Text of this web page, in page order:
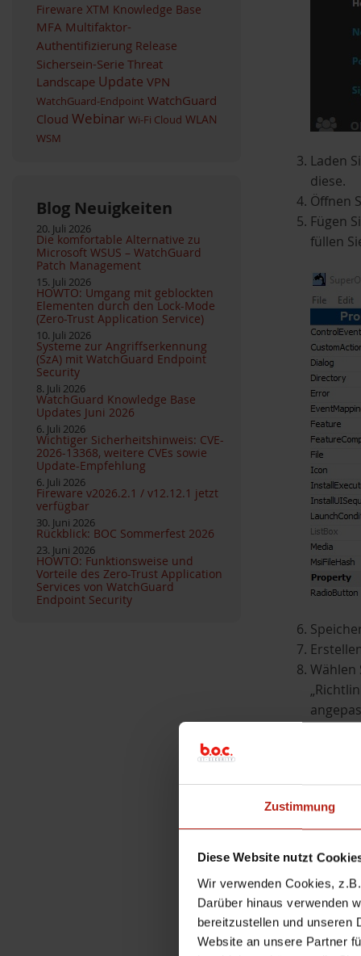
Zustimmung
Diese Website nutzt
Wir verwenden Cookies,
Darüber hinaus verwenden
bereitzustellen und unseren
Website an unsere Partner
Laden
diese.
Öffnen
Fügen
füllen
Wählen
Starten
Fireware XTM Knowledge Base
MFA Multifaktor-
Authentifizierung Release
Sichersein-Serie Threat
Landscape Update VPN
WatchGuard-Endpoint WatchGuard
Cloud Webinar Wi-Fi Cloud WLAN
WSM
Blog Neuigkeiten
20. Juli 2026
Die komfortable Alternative zu
Microsoft WSUS – WatchGuard
Patch Management
15. Juli 2026
HOWTO: Umgang mit geblockten
Elementen durch den Lock-Mode
(Zero-Trust Application Service)
10. Juli 2026
Systeme zur Angriffserkennung
(SzA) mit WatchGuard Endpoint
Security
8. Juli 2026
WatchGuard Knowledge Base
Updates Juni 2026
6. Juli 2026
Wichtiger Sicherheitshinweis: CVE-
2026-13368, weitere CVEs sowie
Update-Empfehlung
6. Juli 2026
Fireware v2026.2.1 / v12.12.1 jetzt
verfügbar
30. Juni 2026
Rückblick: BOC Sommerfest 2026
23. Juni 2026
HOWTO: Funktionsweise und
Vorteile des Zero-Trust Application
Services von WatchGuard
Endpoint Security